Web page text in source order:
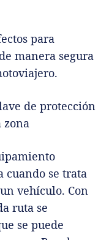
para
manera segura
de protección
zona
cuando se trata
vehículo. Con
ruta se
se puede